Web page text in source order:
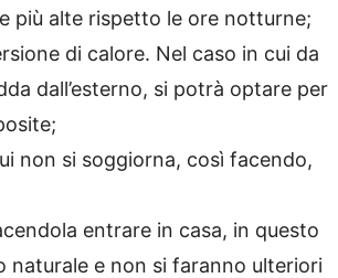
più alte rispetto le ore notturne;
di calore. Nel caso in cui da
dall’esterno, si potrà optare per
non si soggiorna, così facendo,
entrare in casa, in questo
naturale e non si faranno ulteriori